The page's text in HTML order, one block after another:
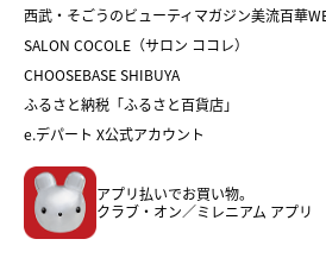
ホワイトデー
バレンタイン
ホワ
おせち
フード
ホーム・キッチン＆アート
西武・そごうのビューティマガジン美流百華
SALON COCOLE（サロン ココレ）
CHOOSEBASE SHIBUYA
ふるさと納税「ふるさと百貨店」
e.デパート X公式アカウント
アプリ払いでお買い物。
クラブ・オン／ミレニアム アプリ